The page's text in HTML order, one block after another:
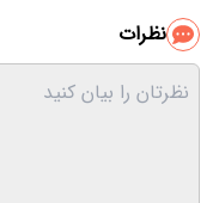
نظرات